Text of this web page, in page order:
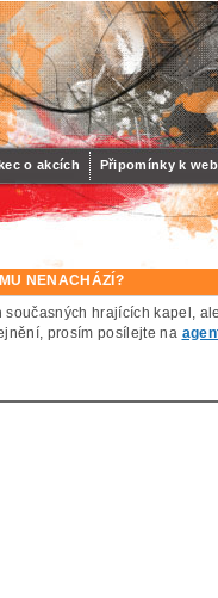
o akcích Připomínky k
NENACHÁZÍ?
hrajících kapel,
prosím posílejte na